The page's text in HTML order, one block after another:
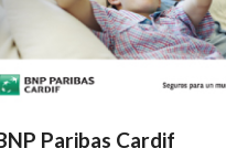
Paribas Cardif